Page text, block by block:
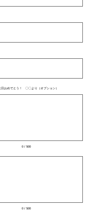
おめでとう！ 〇〇より（オプション）
0 / 500
0 / 500